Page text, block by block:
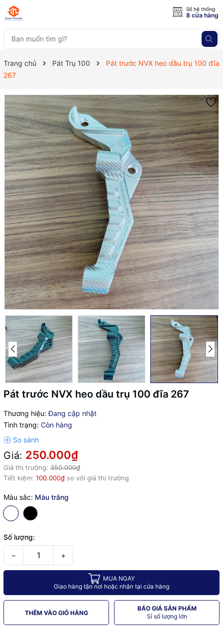
Số hệ thống
8 cửa hàng
Trang chủ Pát Trụ 100
Pát trước NVX heo dầu trụ 100 đĩa
267
Pát trước NVX heo dầu trụ 100 đĩa 267
Thương hiệu: Đang cập nhật
Tình trạng: Còn hàng
Giá: 250.000₫
Giá thị trường: 350.000₫
Tiết kiệm: 100.000₫ so với giá thị trường
Màu sắc: Màu trắng
Số lượng:
− +
MUA NGAY
Giao hàng tận nơi hoặc nhận tại cửa hàng
THÊM VÀO GIỎ HÀNG
BÁO GIÁ SẢN PHẨM
Sỉ số lượng lớn